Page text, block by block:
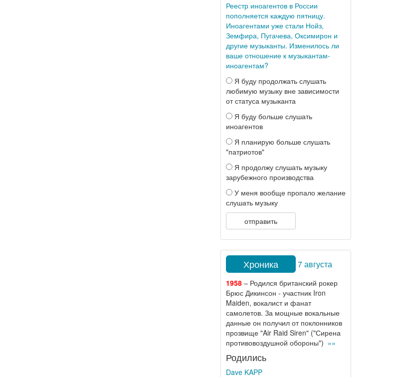
Реестр иноагентов в России
пополняется каждую пятницу.
Иноагентами уже стали Нойз,
Земфира, Пугачева, Оксимирон и
другие музыканты. Изменилось ли
ваше отношение к музыкантам-
иноагентам?
Я буду продолжать слушать
любимую музыку вне зависимости
от статуса музыканта
Я буду больше слушать
иноагентов
Я планирую больше слушать
"патриотов"
Я продолжу слушать музыку
зарубежного производства
У меня вообще пропало желание
слушать музыку
отправить
Хроника 7 августа
1958– Родился британский рокер
Брюс Дикинсон - участник Iron
Maiden, вокалист и фанат
самолетов. За мощные вокальные
данные он получил от поклонников
прозвище "Air Raid Siren" ("Сирена
противовоздушной обороны") »»
Родились
Dave KAPP